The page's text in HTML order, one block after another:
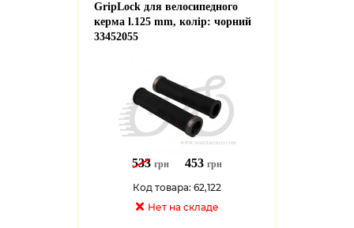
GripLock для велосипедного
керма l.125 mm, колір: чорний
33452055
533 грн 453 грн
Код товара: 62,122
Нет на cкладе